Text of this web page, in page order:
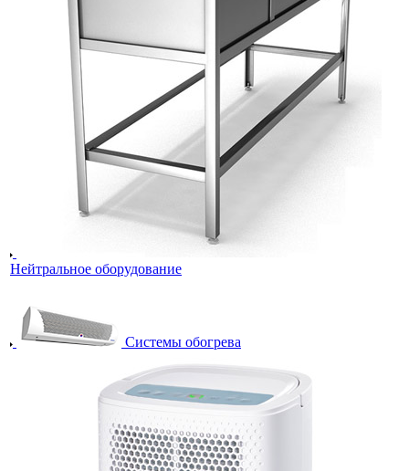
Нейтральное оборудование
Системы обогрева